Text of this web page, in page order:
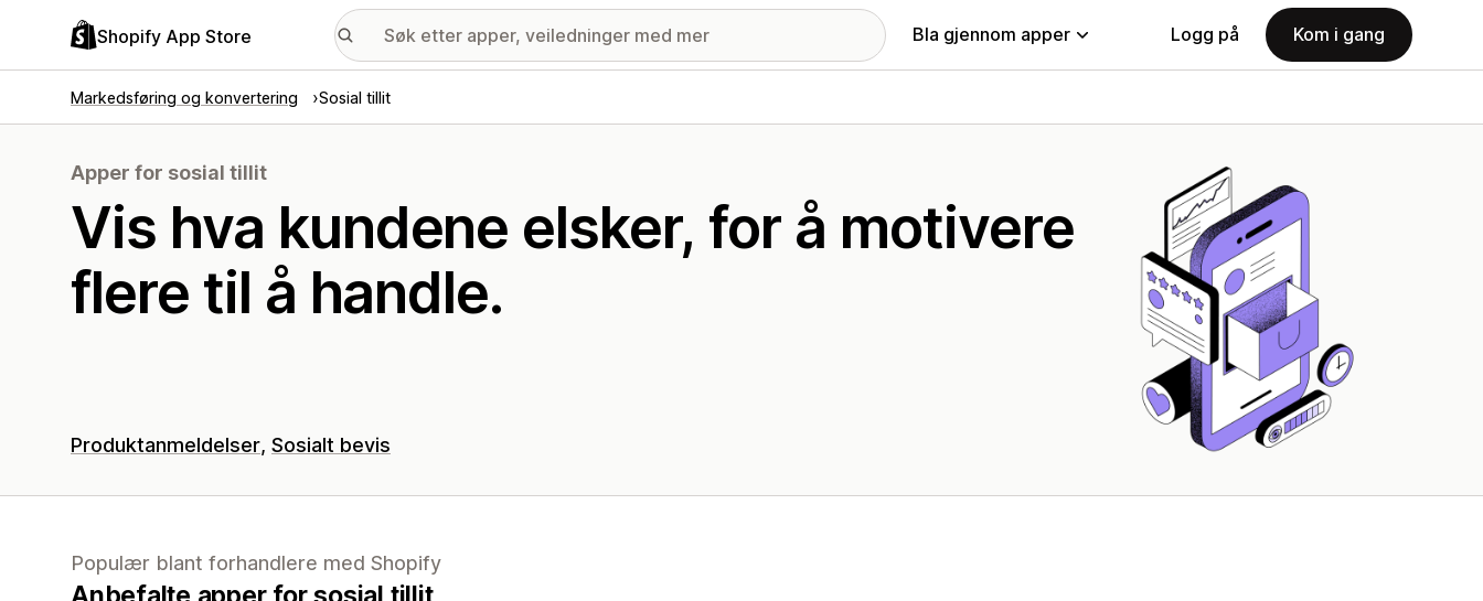
Shopify App Store Bla gjennom apper Logg på Kom i gang
Markedsføring og konvertering Sosial tillit
Apper for sosial tillit
Vis hva kundene elsker, for å motivere
flere til å handle.
Produktanmeldelser Sosialt bevis
Populær blant forhandlere med Shopify